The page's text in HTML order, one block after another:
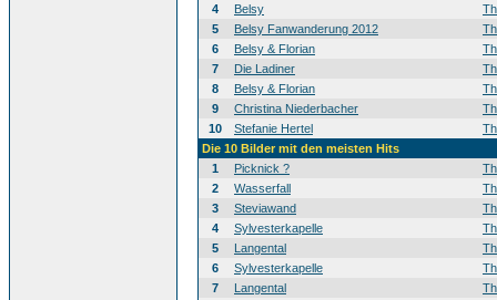
4
Belsy
5
Belsy Fanwanderung 2012
6
Belsy & Florian
7
Die Ladiner
8
Belsy & Florian
9
Christina Niederbacher
10
Stefanie Hertel
Die 10 Bilder mit den meisten Hits
1
Picknick ?
2
Wasserfall
3
Steviawand
4
Sylvesterkapelle
5
Langental
6
Sylvesterkapelle
7
Langental